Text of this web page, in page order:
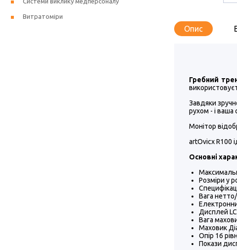
Опис
Гребний
Завдяки
рухом - і ваша
Монітор
artOvicx R100
Основні
Розміри у
Вага
Дисплей
Вага
Маховик
Опір 16
Покази
Витратоміри